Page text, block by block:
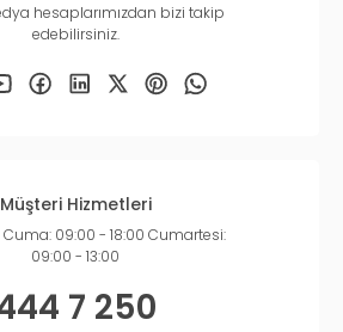
hesaplarımızdan bizi takip
edebilirsiniz.
Müşteri Hizmetleri
09:00 - 18:00 Cumartesi:
09:00 - 13:00
7 250